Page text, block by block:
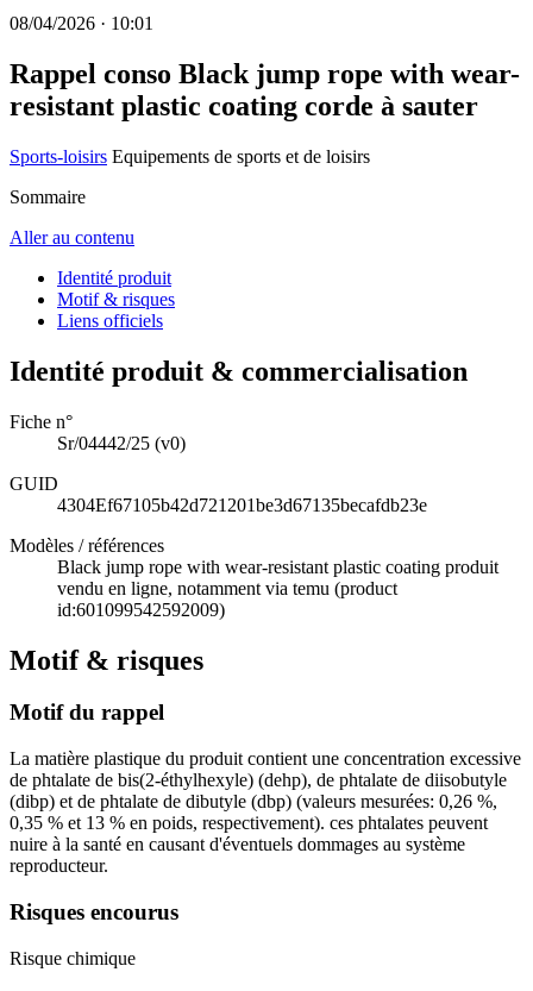
08/04/2026 · 10:01
Rappel conso Black jump rope with wear-
resistant plastic coating corde à sauter
Sports-loisirs Equipements de sports et de loisirs
Sommaire
Aller au contenu
Identité produit
Motif & risques
Liens officiels
Identité produit & commercialisation
Fiche n°
Sr/04442/25 (v0)
GUID
4304Ef67105b42d721201be3d67135becafdb23e
Modèles / références
Black jump rope with wear-resistant plastic coating produit
vendu en ligne, notamment via temu (product
id:601099542592009)
Motif & risques
Motif du rappel
La matière plastique du produit contient une concentration excessive
de phtalate de bis(2-éthylhexyle) (dehp), de phtalate de diisobutyle
(dibp) et de phtalate de dibutyle (dbp) (valeurs mesurées: 0,26 %,
0,35 % et 13 % en poids, respectivement). ces phtalates peuvent
nuire à la santé en causant d'éventuels dommages au système
reproducteur.
Risques encourus
Risque chimique